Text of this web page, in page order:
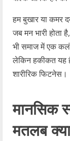
हम बुखार या कमर
जब मन भारी होता
भी समाज में एक
लेकिन हकीकत यह
शारीरिक फिटनेस।
मानसिक
मतलब